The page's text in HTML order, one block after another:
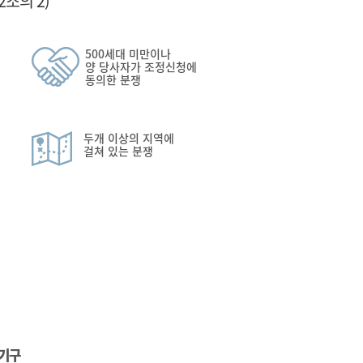
500세대 미만이나
양 당사자가 조정신청에
동의한 분쟁
두개 이상의 지역에
걸쳐 있는 분쟁
구